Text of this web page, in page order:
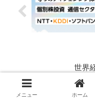
世界
メニュー ホーム